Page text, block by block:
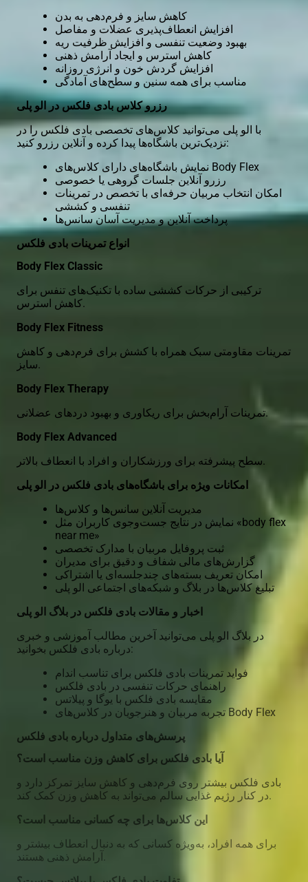
کاهش سایز و فرم‌دهی به بدن
افزایش انعطاف‌پذیری عضلات و مفاصل
بهبود وضعیت تنفسی و افزایش ظرفیت ریه
کاهش استرس و ایجاد آرامش ذهنی
افزایش گردش خون و انرژی روزانه
مناسب برای همه سنین و سطح‌های آمادگی
رزروکلاسبادی فلکس در الو پلی
با الو پلی می‌توانید کلاس‌های تخصصی بادی فلکس را در
نزدیک‌ترین باشگاه‌ها پیدا کرده و آنلاین رزرو کنید:
نمایش باشگاه‌های دارای کلاس‌های Body Flex
رزرو آنلاین جلسات گروهی یا خصوصی
امکان انتخاب مربیان حرفه‌ای با تخصص در تمرینات
تنفسی و کششی
پرداخت آنلاین و مدیریت آسان سانس‌ها
انواع تمرینات بادی فلکس
Body Flex Classic
ترکیبی از حرکات کششی ساده با تکنیک‌های تنفس برای
کاهش استرس.
Body Flex Fitness
تمرینات مقاومتی سبک همراه با کشش برای فرم‌دهی و کاهش
سایز.
Body Flex Therapy
تمرینات آرام‌بخش برای ریکاوری و بهبود دردهای عضلانی.
Body Flex Advanced
سطح پیشرفته برای ورزشکاران و افراد با انعطاف بالاتر.
امکانات ویژه برای باشگاه‌های بادی فلکس در الو پلی
مدیریت آنلاین سانس‌ها و کلاس‌ها
نمایش در نتایج جست‌وجوی کاربران مثل «body flex
near me»
ثبت پروفایل مربیان با مدارک تخصصی
گزارش‌های مالی شفاف و دقیق برای مدیران
امکان تعریف بسته‌های چندجلسه‌ای یا اشتراکی
تبلیغ کلاس‌ها در بلاگ و شبکه‌های اجتماعی الو پلی
اخبار و مقالات بادی فلکس در بلاگ الو پلی
در بلاگ الو پلی می‌توانید آخرین مطالب آموزشی و خبری
درباره بادی فلکس بخوانید:
فواید تمرینات بادی فلکس برای تناسب اندام
راهنمای حرکات تنفسی در بادی فلکس
مقایسه بادی فلکس با یوگا و پیلاتس
تجربه مربیان و هنرجویان در کلاس‌های Body Flex
پرسش‌های متداول درباره بادی فلکس
آیا بادی فلکس برای کاهش وزن مناسب است؟
بادی فلکس بیشتر روی فرم‌دهی و کاهش سایز تمرکز دارد و
در کنار رژیم غذایی سالم می‌تواند به کاهش وزن کمک کند.
این کلاس‌ها برای چه کسانی مناسب است؟
برای همه افراد، به‌ویژه کسانی که به دنبال انعطاف بیشتر و
آرامش ذهنی هستند.